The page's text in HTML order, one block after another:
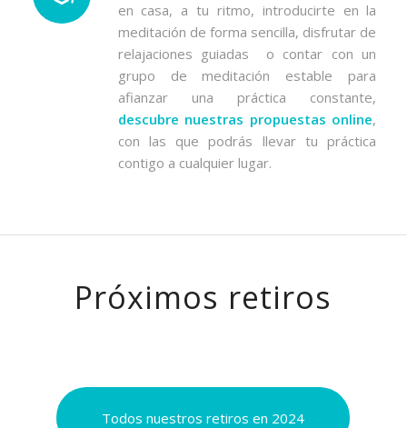
en casa, a tu ritmo, introducirte en la
meditación de forma sencilla, disfrutar de
relajaciones guiadas o contar con un
grupo de meditación estable para
afianzar una práctica constante,
descubre nuestras propuestas online,
con las que podrás llevar tu práctica
contigo a cualquier lugar.
Próximos retiros
Todos nuestros retiros en 2024